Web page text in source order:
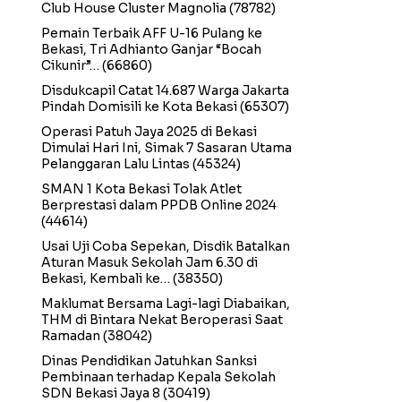
Club House Cluster Magnolia (78782)
Pemain Terbaik AFF U-16 Pulang ke
Bekasi, Tri Adhianto Ganjar “Bocah
Cikunir”… (66860)
Disdukcapil Catat 14.687 Warga Jakarta
Pindah Domisili ke Kota Bekasi(65307)
Operasi Patuh Jaya 2025 di Bekasi
Dimulai Hari Ini, Simak 7 Sasaran Utama
Pelanggaran Lalu Lintas (45324)
SMAN 1 Kota Bekasi Tolak Atlet
Berprestasi dalam PPDB Online 2024
(44614)
Usai Uji Coba Sepekan, Disdik Batalkan
Aturan Masuk Sekolah Jam 6.30 di
Bekasi, Kembali ke… (38350)
Maklumat Bersama Lagi-lagi Diabaikan,
THM di Bintara Nekat Beroperasi Saat
Ramadan (38042)
Dinas Pendidikan Jatuhkan Sanksi
Pembinaan terhadap Kepala Sekolah
SDN Bekasi Jaya 8 (30419)